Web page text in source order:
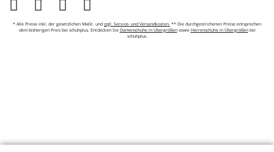
* Alle Preise inkl. der gesetzlichen MwSt. und zzgl. Service- und Versandkosten. ** Die durchgestrichenen Preise entsprechen
dem bisherigen Preis bei schuhplus. Entdecken Sie Damenschuhe in Übergrößensowie Herrenschuhe in Übergrößenbei
schuhplus.